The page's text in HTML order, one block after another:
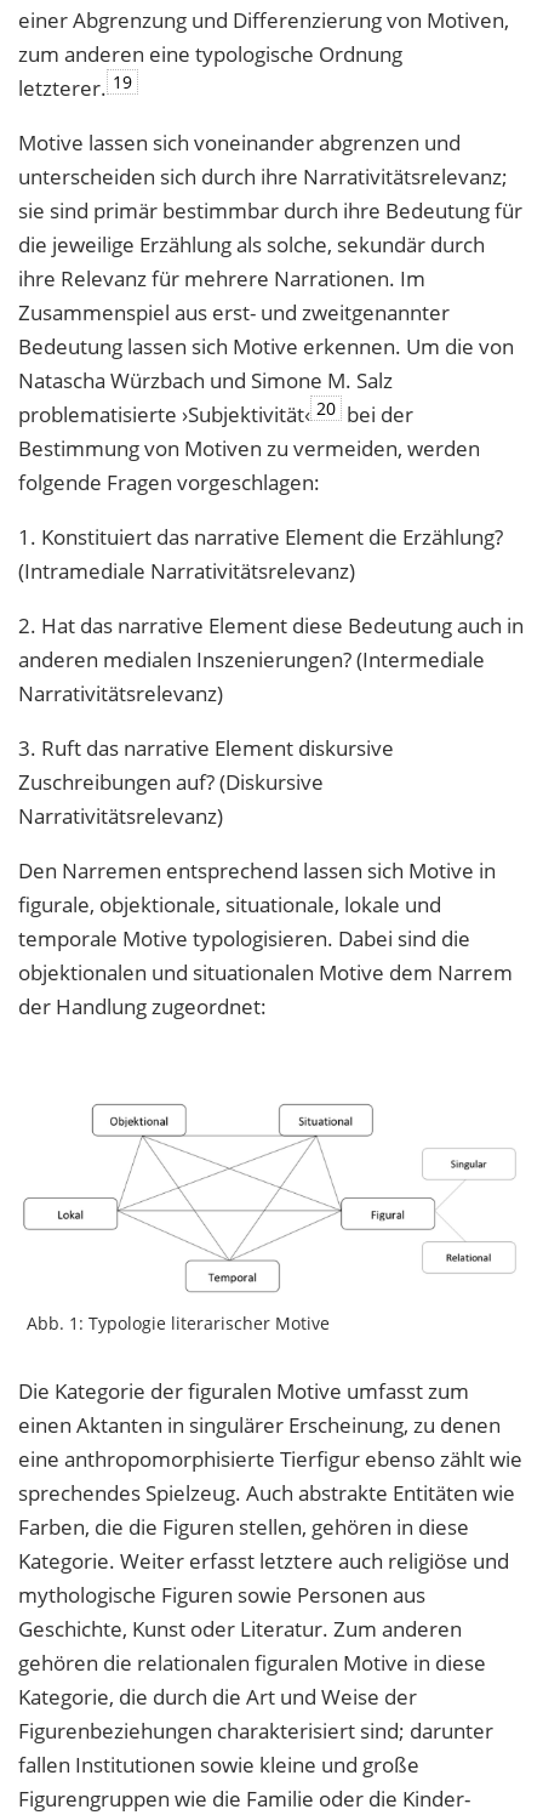
einer Abgrenzung und Differenzierung von Motiven,
zum anderen eine typologische Ordnung
letzterer. 19
Motive lassen sich voneinander abgrenzen und
unterscheiden sich durch ihre Narrativitätsrelevanz;
sie sind primär bestimmbar durch ihre Bedeutung für
die jeweilige Erzählung als solche, sekundär durch
ihre Relevanz für mehrere Narrationen. Im
Zusammenspiel aus erst- und zweitgenannter
Bedeutung lassen sich Motive erkennen. Um die von
Natascha Würzbach und Simone M. Salz
problematisierte ›Subjektivität‹ 20 bei der
Bestimmung von Motiven zu vermeiden, werden
folgende Fragen vorgeschlagen:
1. Konstituiert das narrative Element die Erzählung?
(Intramediale Narrativitätsrelevanz)
2. Hat das narrative Element diese Bedeutung auch in
anderen medialen Inszenierungen? (Intermediale
Narrativitätsrelevanz)
3. Ruft das narrative Element diskursive
Zuschreibungen auf? (Diskursive
Narrativitätsrelevanz)
Den Narremen entsprechend lassen sich Motive in
figurale, objektionale, situationale, lokale und
temporale Motive typologisieren. Dabei sind die
objektionalen und situationalen Motive dem Narrem
der Handlung zugeordnet:
Abb. 1: Typologie literarischer Motive
Die Kategorie der figuralen Motive umfasst zum
einen Aktanten in singulärer Erscheinung, zu denen
eine anthropomorphisierte Tierfigur ebenso zählt wie
sprechendes Spielzeug. Auch abstrakte Entitäten wie
Farben, die die Figuren stellen, gehören in diese
Kategorie. Weiter erfasst letztere auch religiöse und
mythologische Figuren sowie Personen aus
Geschichte, Kunst oder Literatur. Zum anderen
gehören die relationalen figuralen Motive in diese
Kategorie, die durch die Art und Weise der
Figurenbeziehungen charakterisiert sind; darunter
fallen Institutionen sowie kleine und große
Figurengruppen wie die Familie oder die Kinder-